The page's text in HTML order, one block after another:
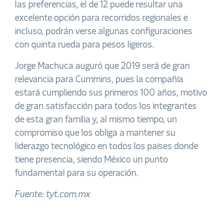
las preferencias, el de 12 puede resultar una
excelente opción para recorridos regionales e
incluso, podrán verse algunas configuraciones
con quinta rueda para pesos ligeros.
Jorge Machuca auguró que 2019 será de gran
relevancia para Cummins, pues la compañía
estará cumpliendo sus primeros 100 años, motivo
de gran satisfacción para todos los integrantes
de esta gran familia y, al mismo tiempo, un
compromiso que los obliga a mantener su
liderazgo tecnológico en todos los países donde
tiene presencia, siendo México un punto
fundamental para su operación.
Fuente: tyt.com.mx